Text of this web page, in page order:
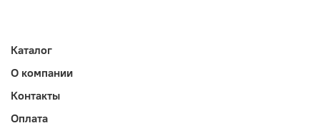
Каталог
О компании
Контакты
Оплата